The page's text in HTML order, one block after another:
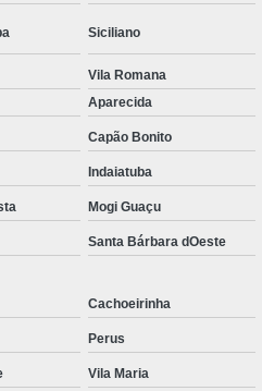
Siciliano
Vila Romana
Aparecida
Capão Bonito
Indaiatuba
Mogi Guaçu
Santa Bárbara dOeste
Cachoeirinha
Perus
Vila Maria